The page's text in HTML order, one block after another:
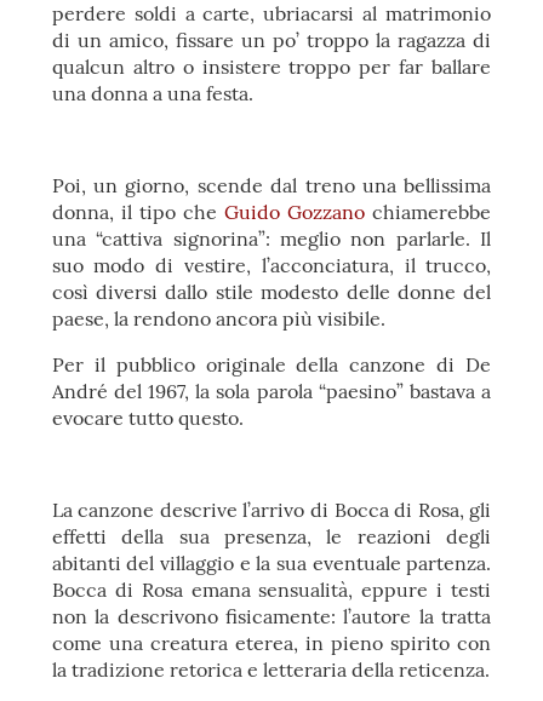
perdere soldi a carte, ubriacarsi al matrimonio
di un amico, fissare un po’ troppo la ragazza di
qualcun altro o insistere troppo per far ballare
una donna a una festa.
Poi, un giorno, scende dal treno una bellissima
donna, il tipo cheGuido Gozzano chiamerebbe
una “cattiva signorina”: meglio non parlarle. Il
suo modo di vestire, l’acconciatura, il trucco,
così diversi dallo stile modesto delle donne del
paese, la rendono ancora più visibile.
Per il pubblico originale della canzone di De
André del 1967, la sola parola “paesino” bastava a
evocare tutto questo.
La canzone descrive l’arrivo di Bocca di Rosa, gli
effetti della sua presenza, le reazioni degli
abitanti del villaggio e la sua eventuale partenza.
Bocca di Rosa emana sensualità, eppure i testi
non la descrivono fisicamente: l’autore la tratta
come una creatura eterea, in pieno spirito con
la tradizione retorica e letteraria della reticenza.